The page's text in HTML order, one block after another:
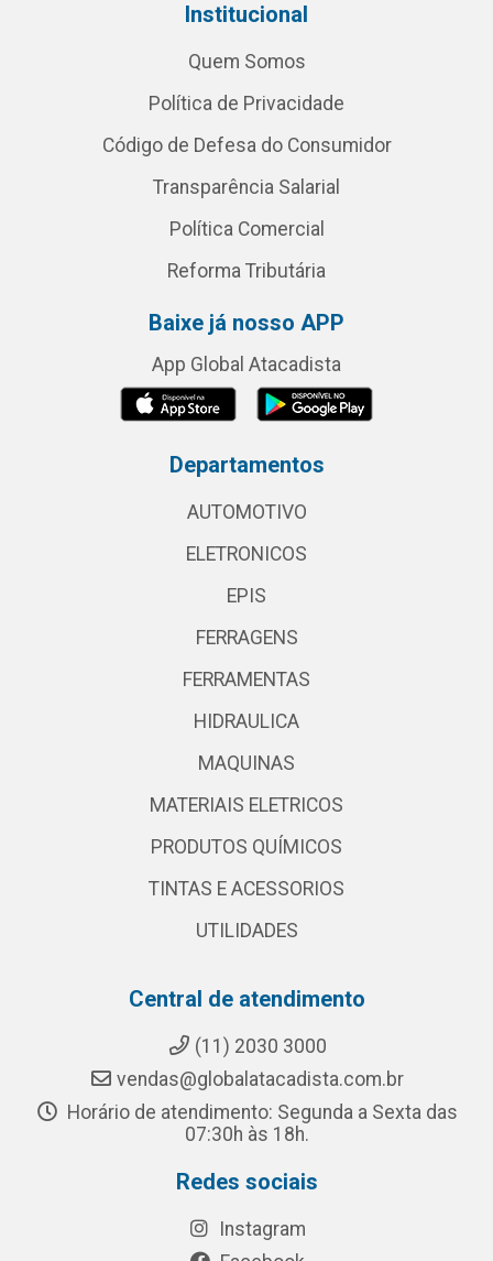
Institucional
Quem Somos
Política de Privacidade
Código de Defesa do Consumidor
Transparência Salarial
Política Comercial
Reforma Tributária
Baixe já nosso APP
App Global Atacadista
Departamentos
AUTOMOTIVO
ELETRONICOS
EPIS
FERRAGENS
FERRAMENTAS
HIDRAULICA
MAQUINAS
MATERIAIS ELETRICOS
PRODUTOS QUÍMICOS
TINTAS E ACESSORIOS
UTILIDADES
Central de atendimento
(11) 2030 3000
vendas@globalatacadista.com.br
Horário de atendimento: Segunda a Sexta das
07:30h às 18h.
Redes sociais
Instagram